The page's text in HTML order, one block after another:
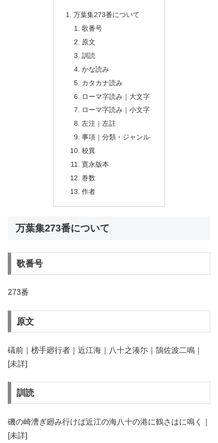
万葉集273番について
歌番号
原文
訓読
かな読み
カタカナ読み
ローマ字読み｜大文字
ローマ字読み｜小文字
左注｜左註
事項｜分類・ジャンル
校異
寛永版本
巻数
作者
万葉集273番について
歌番号
273番
原文
礒前｜榜手廻行者｜近江海｜八十之湊尓｜鵠佐波二鳴｜
[未詳]
訓読
磯の崎漕ぎ廻み行けば近江の海八十の港に鶴さはに鳴く｜
[未詳]